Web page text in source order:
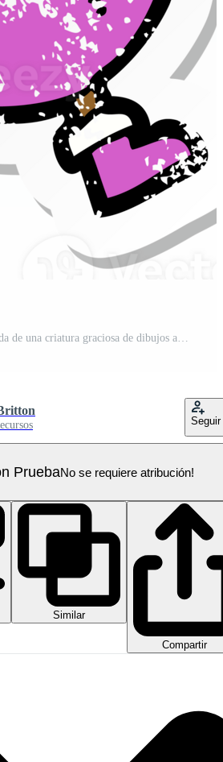
pegatina retro angustiada de una criatura graciosa de dibujos animados PNG Pro
Seguir
PruebaNo se requiere atribución!
Similar
Compartir